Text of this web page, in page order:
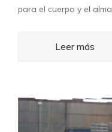
para el cuerpo y el
Leer más